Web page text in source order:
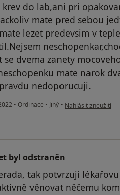
krev do lab,ani pri
mate pred sebou
lezet predevsim v
se dvema zanety
mate narok
nedoporucuji.
• Ordinace • Jiný • podle názoru
Nahlásit zneužití
byl odstraněn
tak potvrzuji
věnovat něčemu